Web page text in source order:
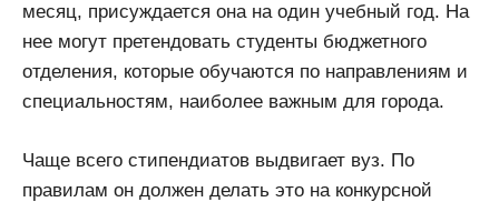
месяц, присуждается она на один учебный год. На
нее могут претендовать студенты бюджетного
отделения, которые обучаются по направлениям и
специальностям, наиболее важным для города.
Чаще всего стипендиатов выдвигает вуз. По
правилам он должен делать это на конкурсной